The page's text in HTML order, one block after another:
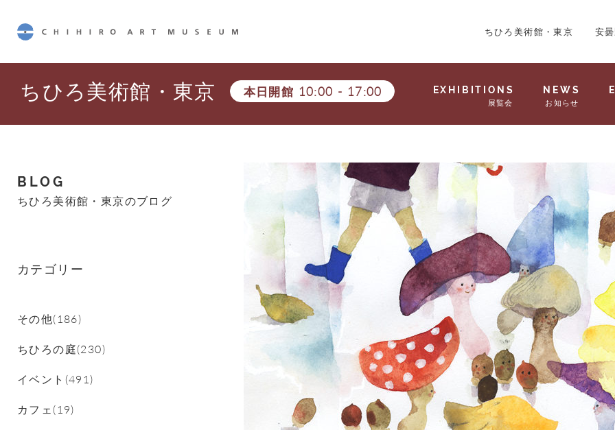
ちひろ美術館・東京 安
ちひろ美術館・東京 本日開館 10:00 - 17:00 EXHIBITIONS
展覧会
NEWS
お知らせ
BLOG
ちひろ美術館・東京のブログ
カテゴリー
その他(186)
ちひろの庭(230)
イベント(491)
カフェ(19)